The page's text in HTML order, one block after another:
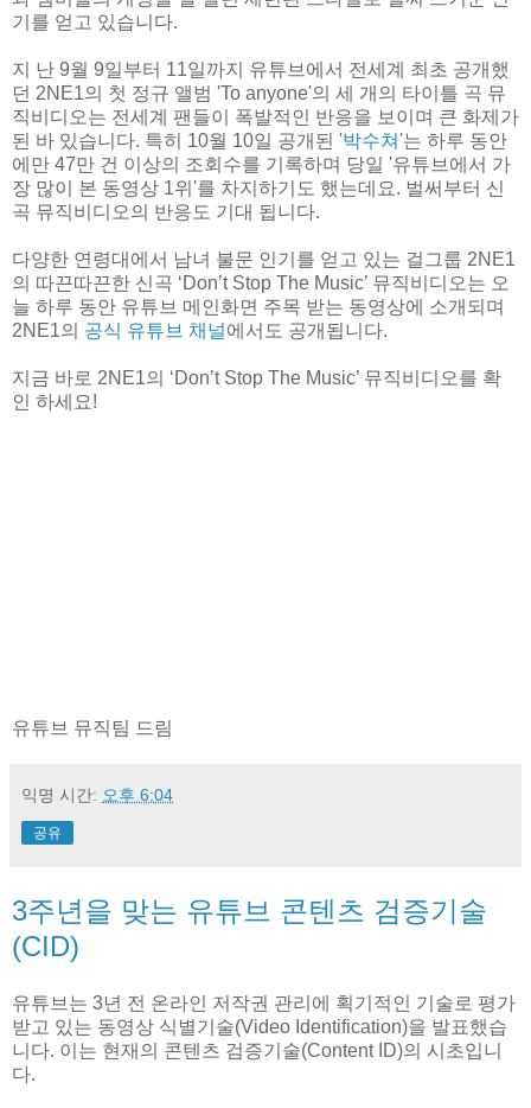
기를 얻고 있습니다.
지 난 9월 9일부터 11일까지 유튜브에서 전세계 최초 공개했
던 2NE1의 첫 정규 앨범 'To anyone'의 세 개의 타이틀 곡 뮤
직비디오는 전세계 팬들이 폭발적인 반응을 보이며 큰 화제가
된 바 있습니다. 특히 10월 10일 공개된 '박수쳐'는 하루 동안
에만 47만 건 이상의 조회수를 기록하며 당일 '유튜브에서 가
장 많이 본 동영상 1위'를 차지하기도 했는데요. 벌써부터 신
곡 뮤직비디오의 반응도 기대 됩니다.
다양한 연령대에서 남녀 불문 인기를 얻고 있는 걸그룹 2NE1
의 따끈따끈한 신곡 ‘Don’t Stop The Music’ 뮤직비디오는 오
늘 하루 동안 유튜브 메인화면 주목 받는 동영상에 소개되며
2NE1의 공식 유튜브 채널에서도 공개됩니다.
지금 바로 2NE1의 ‘Don’t Stop The Music’ 뮤직비디오를 확
인 하세요!
유튜브 뮤직팀 드림
익명 시간: 오후 6:04
공유
3주년을 맞는 유튜브 콘텐츠 검증기술
(CID)
유튜브는 3년 전 온라인 저작권 관리에 획기적인 기술로 평가
받고 있는 동영상 식별기술(Video Identification)을 발표했습
니다. 이는 현재의 콘텐츠 검증기술(Content ID)의 시초입니
다.